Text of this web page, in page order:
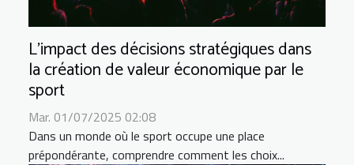
L'impact des décisions stratégiques dans
la création de valeur économique par le
sport
Mar. 01/07/2025 02:08
Dans un monde où le sport occupe une place
prépondérante, comprendre comment les choix...